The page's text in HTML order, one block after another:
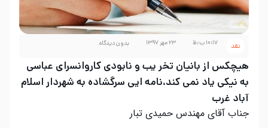
نقد ۱۰:۱۷ ب٫ظ ۲۳ مهر ۱۳۹۷ بدون دیدگاه
هیچکس از بانیان تخر یب و نابودی کاروانسرای عباسی
به نیکی یاد نمی کند،نامه ایی سرگشاده به شهردار اسلام
آباد غرب
جناب آقای مهندس حمیدی تبار